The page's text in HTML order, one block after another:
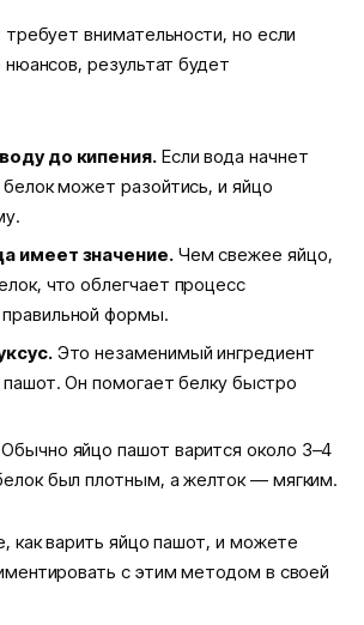
внимательности, но если
нюансов, результат будет
до кипения.Если вода начнет
белок может разойтись, и яйцо
имеет значение.Чем свежее яйцо,
что облегчает процесс
формы.
Это незаменимый ингредиент
пашот. Он помогает белку быстро
Обычно яйцо пашот варится около 3–4
был плотным, а желток — мягким.
как варить яйцо пашот, и можете
с этим методом в своей